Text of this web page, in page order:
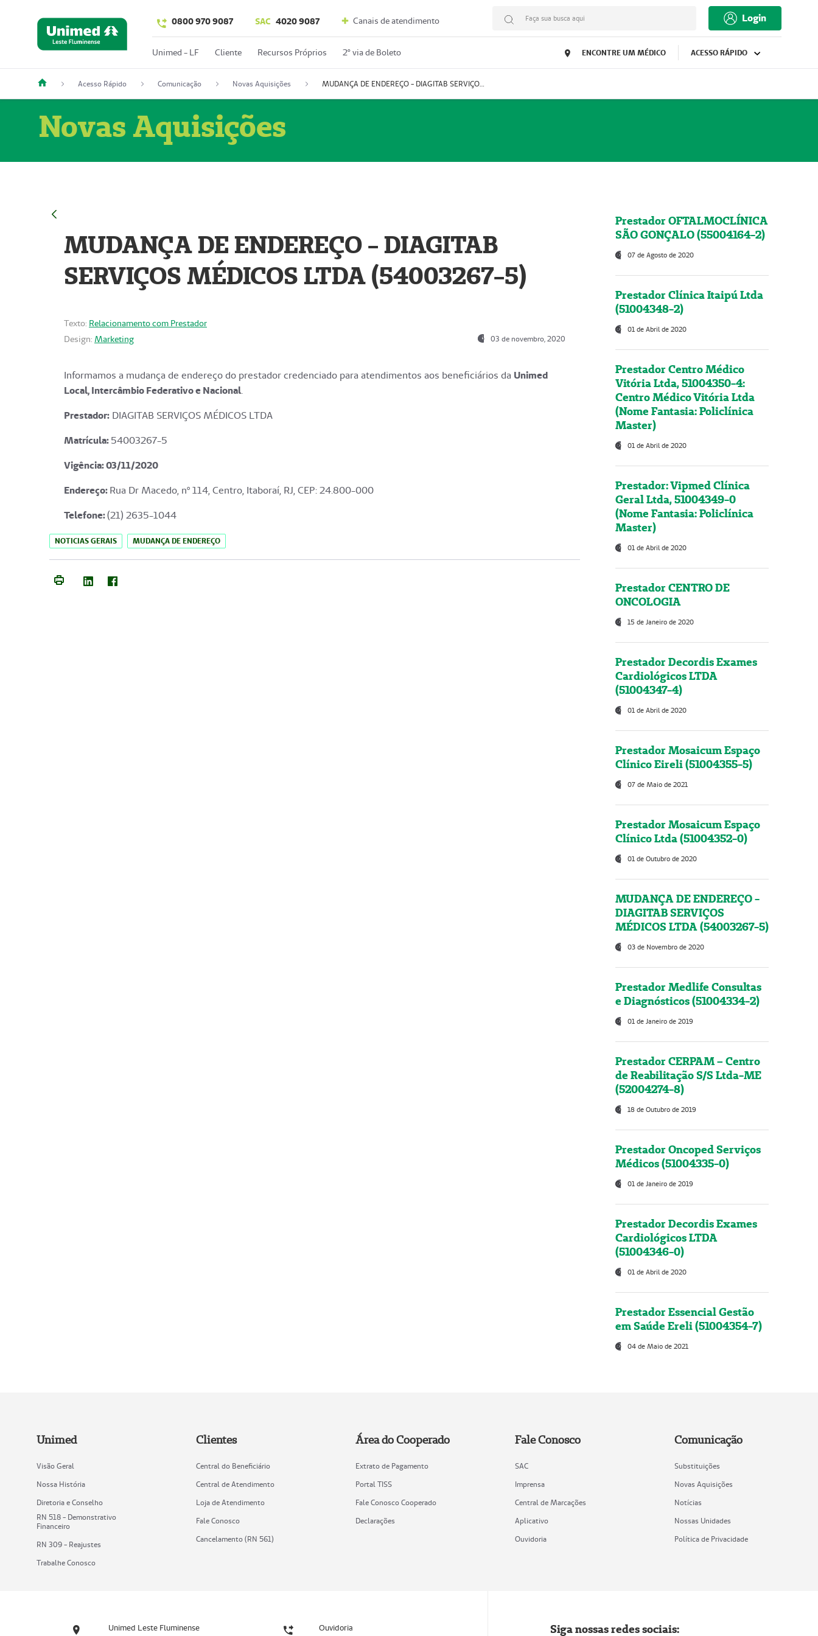
0800 970 9087 SAC 4020 9087 Canais de atendimento Faça sua busca aqui Login
Unimed - LF Cliente Recursos Próprios 2º via de Boleto ENCONTRE UM MÉDICO ACESSO RÁPIDO
Acesso Rápido Comunicação Novas Aquisições MUDANÇA DE ENDEREÇO - DIAGITAB SERVIÇOS MÉDICOS LTDA (54003267-5)
Novas Aquisições
MUDANÇA DE ENDEREÇO - DIAGITAB
SERVIÇOS MÉDICOS LTDA (54003267-5)
Texto: Relacionamento com Prestador
Design: Marketing 03 de novembro, 2020
Informamos a mudança de endereço do prestador credenciado para atendimentos aos beneficiários da Unimed
Local, Intercâmbio Federativo e Nacional.
Prestador: DIAGITAB SERVIÇOS MÉDICOS LTDA
Matrícula:54003267-5
Vigência: 03/11/2020
Endereço:Rua Dr Macedo, nº 114, Centro, Itaboraí, RJ, CEP: 24.800-000
Telefone:(21) 2635-1044
NOTICIAS GERAIS MUDANÇA DE ENDEREÇO
Prestador OFTALMOCLÍNICA
SÃO GONÇALO (55004164-2)
07 de Agosto de 2020
Prestador Clínica Itaipú Ltda
(51004348-2)
01 de Abril de 2020
Prestador Centro Médico
Vitória Ltda, 51004350-4:
Centro Médico Vitória Ltda
(Nome Fantasia: Policlínica
Master)
01 de Abril de 2020
Prestador: Vipmed Clínica
Geral Ltda, 51004349-0
(Nome Fantasia: Policlínica
Master)
01 de Abril de 2020
Prestador CENTRO DE
ONCOLOGIA
15 de Janeiro de 2020
Prestador Decordis Exames
Cardiológicos LTDA
(51004347-4)
01 de Abril de 2020
Prestador Mosaicum Espaço
Clínico Eireli (51004355-5)
07 de Maio de 2021
Prestador Mosaicum Espaço
Clínico Ltda (51004352-0)
01 de Outubro de 2020
MUDANÇA DE ENDEREÇO -
DIAGITAB SERVIÇOS
MÉDICOS LTDA (54003267-5)
03 de Novembro de 2020
Prestador Medlife Consultas
e Diagnósticos (51004334-2)
01 de Janeiro de 2019
Prestador CERPAM – Centro
de Reabilitação S/S Ltda-ME
(52004274-8)
18 de Outubro de 2019
Prestador Oncoped Serviços
Médicos (51004335-0)
01 de Janeiro de 2019
Prestador Decordis Exames
Cardiológicos LTDA
(51004346-0)
01 de Abril de 2020
Prestador Essencial Gestão
em Saúde Ereli (51004354-7)
04 de Maio de 2021
Unimed
Visão Geral
Nossa História
Diretoria e Conselho
RN 518 - Demonstrativo
Financeiro
RN 309 - Reajustes
Trabalhe Conosco
Clientes
Central do Beneficiário
Central de Atendimento
Loja de Atendimento
Fale Conosco
Cancelamento (RN 561)
Área do Cooperado
Extrato de Pagamento
Portal TISS
Fale Conosco Cooperado
Declarações
Fale Conosco
SAC
Imprensa
Central de Marcações
Aplicativo
Ouvidoria
Comunicação
Substituições
Novas Aquisições
Notícias
Nossas Unidades
Política de Privacidade
Unimed Leste Fluminense Ouvidoria Siga nossas redes sociais: